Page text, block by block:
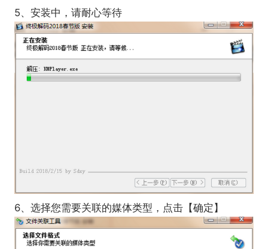
5、安装中，请耐心等待
6、选择您需要关联的媒体类型，点击【确定】